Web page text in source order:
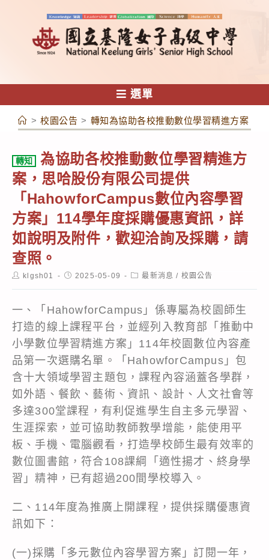
容
選單
> 校園公告 > 轉知為協助各校推動數位學習精進方案，
轉知
為協助各校推動數位學習精進方
案，思哈股份有限公司提供
「HahowforCampus數位內容學習
方案」114學年度採購優惠資訊，詳
如說明及附件，歡迎洽詢及採購，請
查照。
Postklgsh01
Post2025-05-09
Post最新消息 / 校園公告
一、「HahowforCampus」係專屬為校園師生
打造的線上課程平台，並經列入教育部「推動中
小學數位學習精進方案」114年校園數位內容產
品第一次選購名單。「HahowforCampus」包
含十大領域學習主題包，課程內容涵蓋各學群，
如外語、餐飲、藝術、資訊、設計、人文社會等
多達300堂課程，有利促進學生自主多元學習、
生涯探索，並可協助教師教學增能，能使用平
板、手機、電腦觀看，打造學校師生最有效率的
數位圖書館，符合108課綱「適性揚才、終身學
習」精神，已有超過200間學校導入。
二、114年度為推廣上開課程，提供採購優惠資
訊如下：
(一)採購「多元數位內容學習方案」訂閱一年，